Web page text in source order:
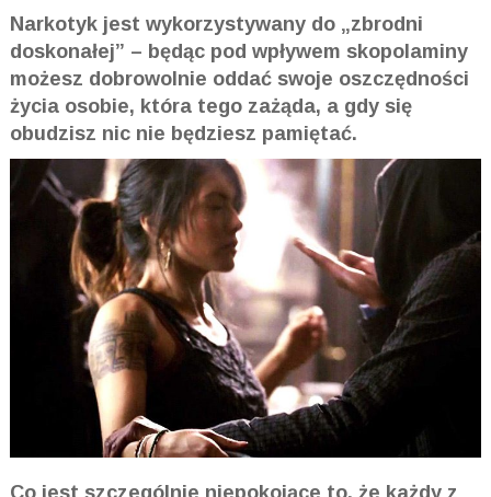
Narkotyk jest wykorzystywany do „zbrodni
doskonałej” – będąc pod wpływem skopolaminy
możesz dobrowolnie oddać swoje oszczędności
życia osobie, która tego zażąda, a gdy się
obudzisz nic nie będziesz pamiętać.
Co jest szczególnie niepokojące to, że każdy z